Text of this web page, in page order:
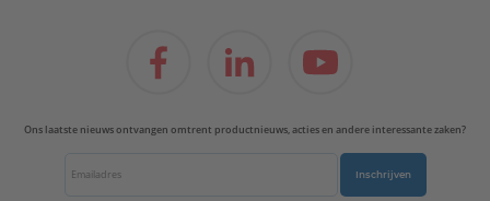
Ons laatste nieuws ontvangen omtrent productnieuws, acties en andere interessante zaken?
Inschrijven